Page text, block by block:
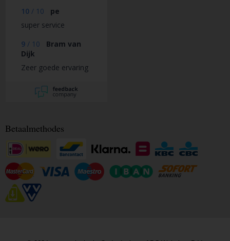
10 / 10
pe
super service
9 / 10
Bram van
Dijk
Zeer goede ervaring
Betaalmethodes